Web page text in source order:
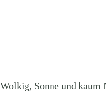
Sonne und kaum